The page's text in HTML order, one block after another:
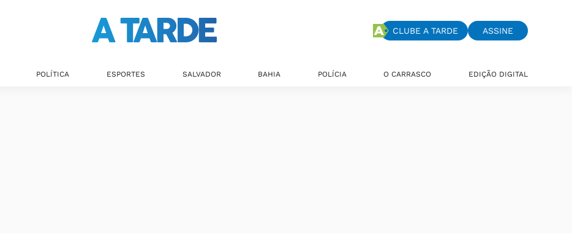
CLUBE A TARDE ASSINE
POLÍTICA ESPORTES SALVADOR BAHIA POLÍCIA O CARRASCO EDIÇÃO DIGITAL